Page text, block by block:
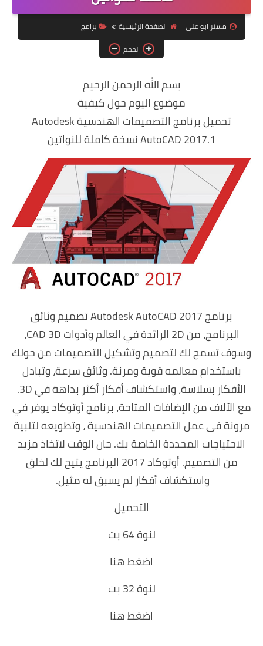
ويندوز 8.1
ويندوز 7
ويندوز xp
اندرويد
ايفون
العاب
مراجعات
الربح من الانترنت
الحماية
مستر ابو على الصفحة الرئيسية
برامج
الحجم
بسم الله الرحمن الرحيم
موضوع اليوم حول كيفية
تحميل برنامج التصميمات الهندسية Autodesk
AutoCAD 2017.1 نسخة كاملة للنواتين
برنامج Autodesk AutoCAD 2017 تصميم وثائق
البرنامج، من 2D الرائدة في العالم وأدوات CAD 3D،
وسوف تسمح لك لتصميم وتشكيل التصميمات من حولك
باستخدام معالمه قوية ومرنة. وثائق سرعة، وتبادل
الأفكار بسلاسة، واستكشاف أفكار أكثر بداهة في 3D.
مع الآلاف من الإضافات المتاحة، برنامج أوتوكاد يوفر في
مرونة فى عمل التصميمات الهندسية ، وتطويعه لتلبية
الاحتياجات المحددة الخاصة بك. حان الوقت لاتخاذ مزيد
من التصميم. أوتوكاد 2017 البرنامج يتيح لك لخلق
واستكشاف أفكار لم يسبق له مثيل.
التحميل
لنوة 64 بت
اضغط هنا
لنوة 32 بت
اضغط هنا